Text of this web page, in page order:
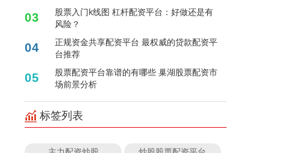
03
股票入门k线图 杠杆配资平台：好做还是有
风险？
04
正规资金共享配资平台 最权威的贷款配资平
台推荐
05
股票配资平台靠谱的有哪些 巢湖股票配资市
场前景分析
标签列表